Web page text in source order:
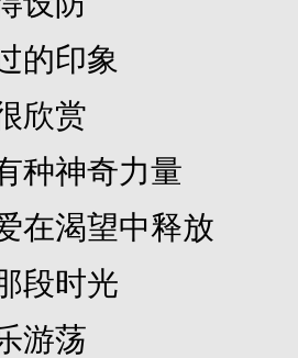
印象
赏
神奇力量
渴望中释放
时光
荡